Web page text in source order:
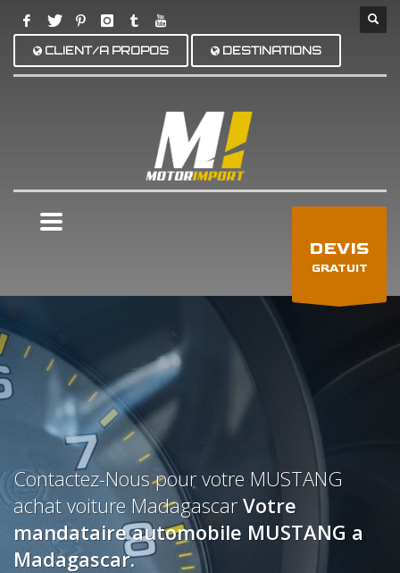
CLIENT/A PROPOS DESTINATIONS
DEVIS
GRATUIT
Contactez-Nous pour votre MUSTANG
achat voiture MadagascarVotre
mandataire automobile MUSTANG a
Madagascar.